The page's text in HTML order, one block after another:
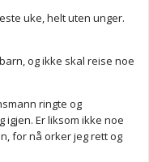
uke, helt uten unger.
og ikke skal reise noe
ringte og
Er liksom ikke noe
for nå orker jeg rett og